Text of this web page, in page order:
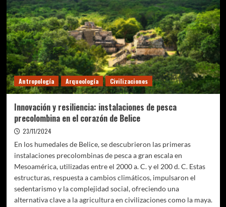
Bashplemi:
Una
Tablilla
de
Basalto
que
Desafía
la
Historia
de
Escritura
Antropología Arqueología Civilizaciones
Innovación y resiliencia: instalaciones de pesca
precolombina en el corazón de Belice
23/11/2024
En los humedales de Belice, se descubrieron las primeras
instalaciones precolombinas de pesca a gran escala en
Mesoamérica, utilizadas entre el 2000 a. C. y el 200 d. C. Estas
estructuras, respuesta a cambios climáticos, impulsaron el
sedentarismo y la complejidad social, ofreciendo una
alternativa clave a la agricultura en civilizaciones como la maya.